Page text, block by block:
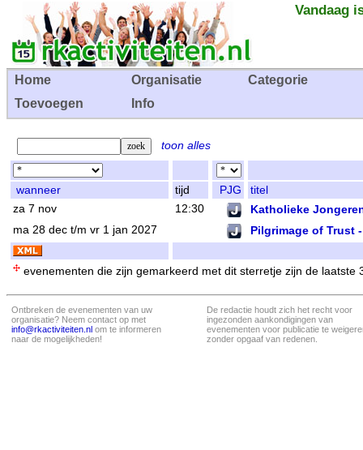
Vandaag
Home Organisatie
Categorie
Toevoegen
Info
toon alles
wanneer tijd PJG
titel
za 7 nov
12:30 Katholieke
ma 28 dec t/m vr 1 jan 2027 Pilgrimage of Trust
evenementen die zijn gemarkeerd met dit sterretje zijn de laatste
Ontbreken de evenementen van uw
organisatie? Neem contact op met
info@rkactiviteiten.nl om te informeren
naar de mogelijkheden!
De redactie houdt zich het recht voor
ingezonden aankondigingen van
evenementen voor publicatie te
zonder opgaaf van redenen.